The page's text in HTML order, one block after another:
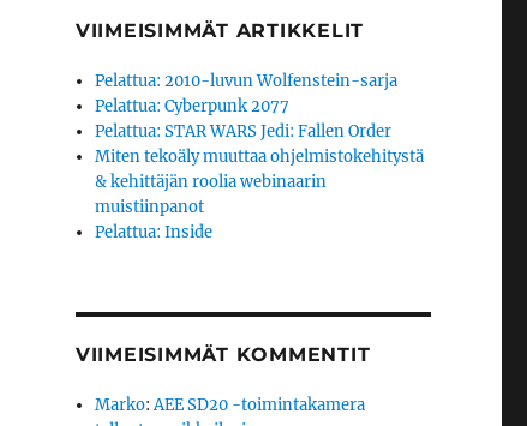
VIIMEISIMMÄT ARTIKKELIT
Pelattua: 2010-luvun Wolfenstein-sarja
Pelattua: Cyberpunk 2077
Pelattua: STAR WARS Jedi: Fallen Order
Miten tekoäly muuttaa ohjelmistokehitystä
& kehittäjän roolia webinaarin
muistiinpanot
Pelattua: Inside
VIIMEISIMMÄT KOMMENTIT
Marko:AEE SD20 -toimintakamera